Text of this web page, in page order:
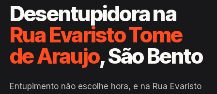
Desentupidora na
Rua Evaristo Tome
de Araujo, São Bento
Entupimento não escolhe hora, e na Rua Evaristo